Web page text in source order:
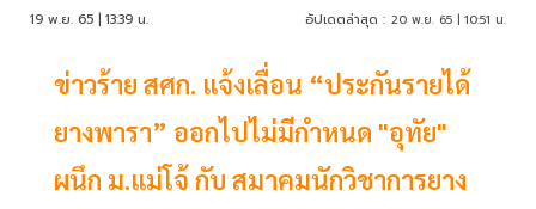
19 พ.ย. 65 | 13:39 น. อัปเดตล่าสุด : 20 พ.ย. 65 | 10:51 น.
ข่าวร้าย สศก. แจ้งเลื่อน “ประกันรายได้
ยางพารา” ออกไปไม่มีกำหนด "อุทัย"
ผนึก ม.แม่โจ้ กับ สมาคมนักวิชาการยาง